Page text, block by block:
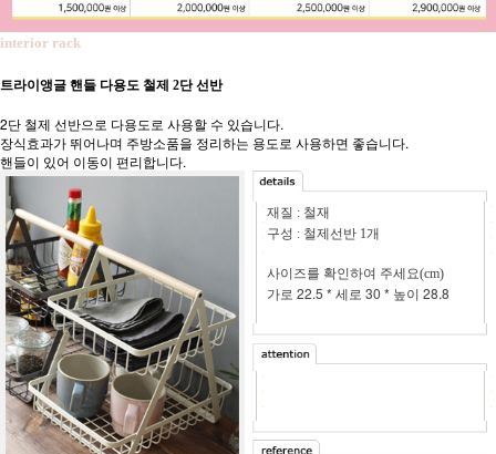
interior rack
트라이앵글 핸들 다용도 철제 2단 선반
2단 철제 선반으로 다용도로 사용할 수 있습니다.
장식효과가 뛰어나며 주방소품을 정리하는 용도로 사용하면 좋습니다.
핸들이 있어 이동이 편리합니다.
재질 : 철재
구성 : 철제선반 1개
사이즈를 확인하여 주세요(cm)
가로 22.5 * 세로 30 * 높이 28.8